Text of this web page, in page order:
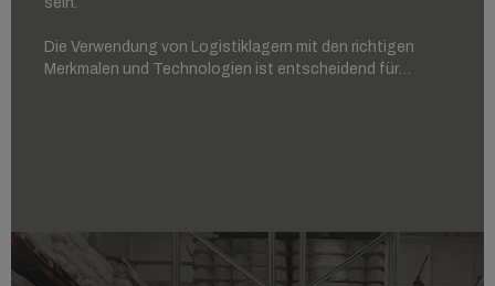
Die Verwendung von Logistiklagern mit den richtigen
Merkmalen und Technologien ist entscheidend für